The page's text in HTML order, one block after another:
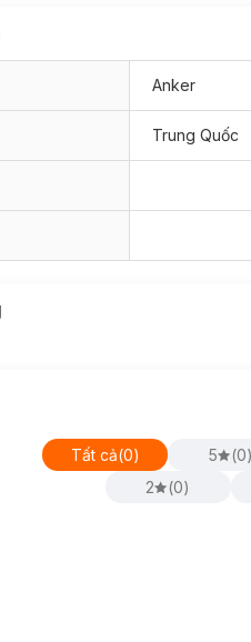
sạc
Anker Zolo A2698
hỗ trợ
Pro và nhiều dòng điện
với kích thước cực kỳ nhỏ gọn,
gian, rất thích hợp để mang theo
Anker
Trung Quốc
Tất cả(0) 5 (0)
2
(0)